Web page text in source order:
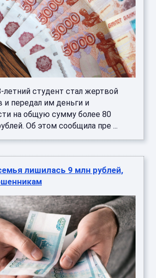
студент стал жертвой
передал им деньги и
на общую сумму более 80
Об этом сообщила пре ...
лишилась 9 млн рублей,